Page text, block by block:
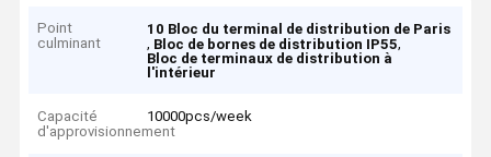
Point
culminant
10 Bloc du terminal de distribution de Paris
, Bloc de bornes de distribution IP55,
Bloc de terminaux de distribution à
l'intérieur
Capacité
d'approvisionnement
10000pcs/week